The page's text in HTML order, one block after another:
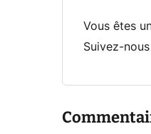
Vous êtes
Suivez-